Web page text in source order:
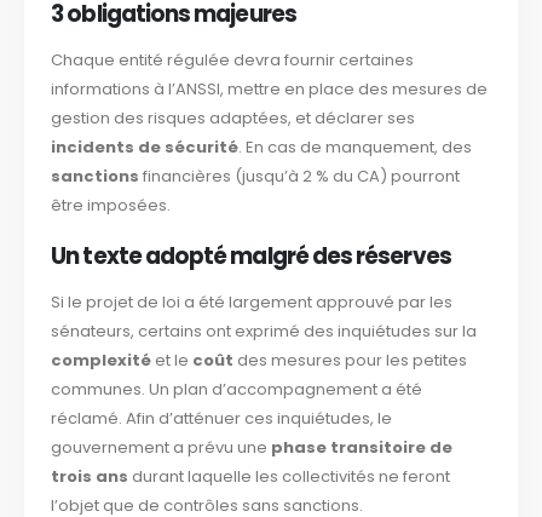
3 obligations majeures
Chaque entité régulée devra fournir certaines
informations à l’ANSSI, mettre en place des mesures de
gestion des risques adaptées, et déclarer ses
incidents de sécurité. En cas de manquement, des
sanctions financières (jusqu’à 2 % du CA) pourront
être imposées.
Un texte adopté malgré des réserves
Si le projet de loi a été largement approuvé par les
sénateurs, certains ont exprimé des inquiétudes sur la
complexité et le coût des mesures pour les petites
communes. Un plan d’accompagnement a été
réclamé. Afin d’atténuer ces inquiétudes, le
gouvernement a prévu une phase transitoire de
trois ans durant laquelle les collectivités ne feront
l’objet que de contrôles sans sanctions.